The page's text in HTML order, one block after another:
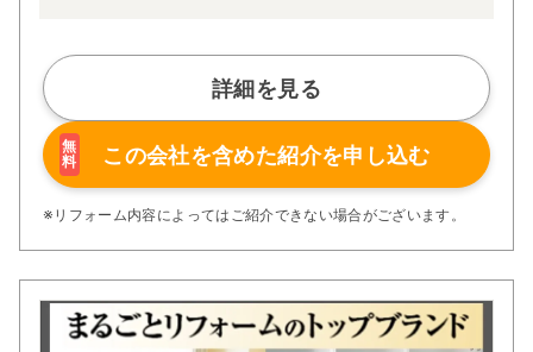
詳細を見る
無
料
この会社を含めた紹介を申し込む
※リフォーム内容によってはご紹介できない場合がございます。